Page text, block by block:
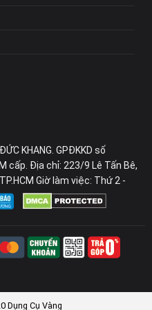
KHANG. GPĐKKD số
cấp. Địa chỉ: 223/9 Lê Tấn Bê,
Giờ làm việc: Thứ 2 -
Dụng Cụ Vàng